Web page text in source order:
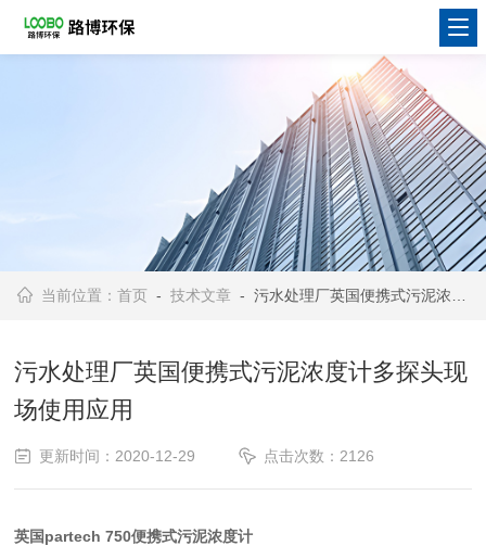
当前位置：首页 -技术文章 - 污水处理厂英国便携式污泥浓度计多探头现场使用应用
污水处理厂英国便携式污泥浓度计多探头现
场使用应用
更新时间：2020-12-29 点击次数：2126
英国partech 750便携式污泥浓度计